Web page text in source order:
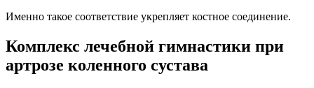
Именно такое соответствие укрепляет костное соединение.
Комплекс лечебной гимнастики при
артрозе коленного сустава